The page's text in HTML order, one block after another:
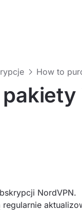
How to
NordVPN.
regularnie